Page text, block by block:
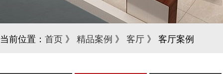
当前位置： 首页 》 精品案例 》 客厅 》 客厅案例